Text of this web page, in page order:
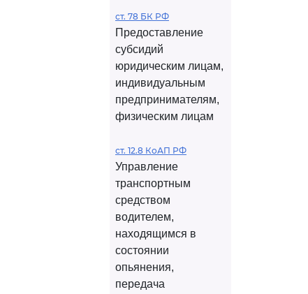
ст. 78 БК РФ
Предоставление
субсидий
юридическим лицам,
индивидуальным
предпринимателям,
физическим лицам
ст. 12.8 КоАП РФ
Управление
транспортным
средством
водителем,
находящимся в
состоянии
опьянения,
передача